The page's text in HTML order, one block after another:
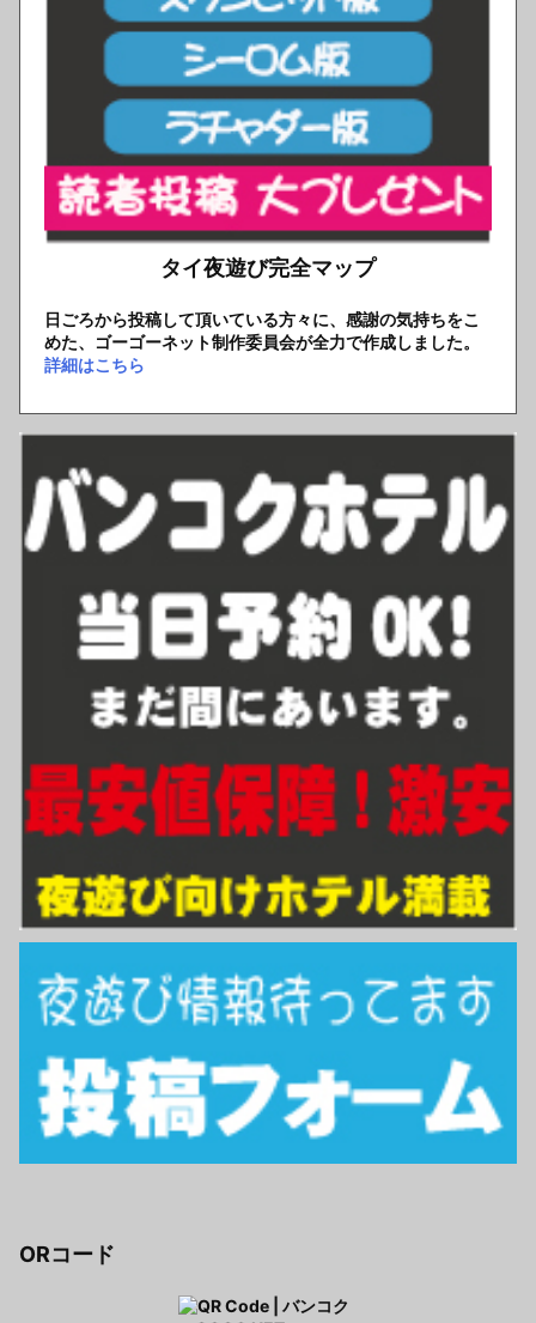
タイ夜遊び完全マップ
日ごろから投稿して頂いている方々に、感謝の気持ちをこ
めた、ゴーゴーネット制作委員会が全力で作成しました。
詳細はこちら
ORコード